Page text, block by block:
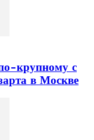
крупному с
в Москве